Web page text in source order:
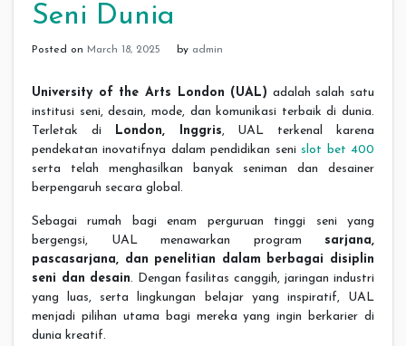
Seni Dunia
Posted on March 18, 2025 by admin
University of the Arts London (UAL) adalah salah satu
institusi seni, desain, mode, dan komunikasi terbaik di dunia.
Terletak di London, Inggris, UAL terkenal karena
pendekatan inovatifnya dalam pendidikan seni slot bet 400
serta telah menghasilkan banyak seniman dan desainer
berpengaruh secara global.
Sebagai rumah bagi enam perguruan tinggi seni yang
bergengsi, UAL menawarkan program sarjana,
pascasarjana, dan penelitian dalam berbagai disiplin
seni dan desain. Dengan fasilitas canggih, jaringan industri
yang luas, serta lingkungan belajar yang inspiratif, UAL
menjadi pilihan utama bagi mereka yang ingin berkarier di
dunia kreatif.